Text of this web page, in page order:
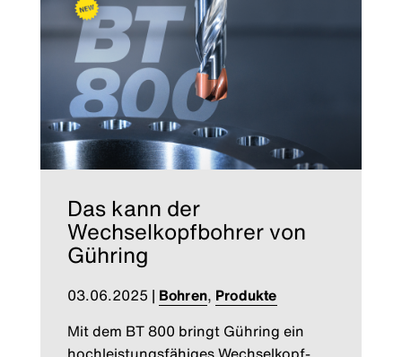
Das kann der
Wechselkopfbohrer von
Gühring
03.06.2025 | Bohren, Produkte
Mit dem BT 800 bringt Gühring ein